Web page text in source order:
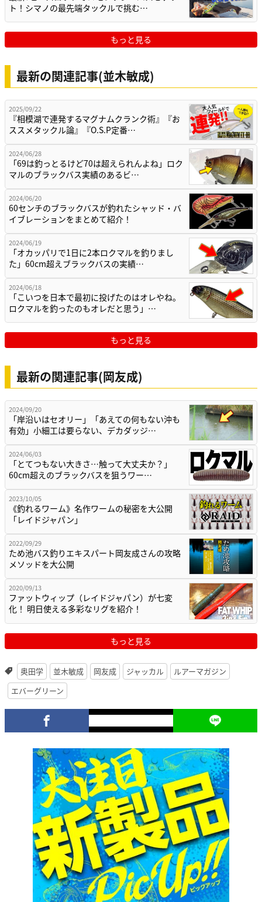
ト！シマノの最先端タックルで挑む…
もっと見る
最新の関連記事(並木敏成)
2025/09/22
『相模湖で連発するマグナムクランク術』『お
ススメタックル論』『O.S.P定番…
2024/06/28
「69は釣っとるけど70は超えられんよね」ロク
マルのブラックバス実績のあるビ…
2024/06/20
60センチのブラックバスが釣れたシャッド・バ
イブレーションをまとめて紹介！
2024/06/19
「オカッパリで1日に2本ロクマルを釣りまし
た」60cm超えブラックバスの実績…
2024/06/18
「こいつを日本で最初に投げたのはオレやね。
ロクマルを釣ったのもオレだと思う」…
もっと見る
最新の関連記事(岡友成)
2024/09/20
「岸沿いはセオリー」「あえての何もない沖も
有効」小細工は要らない、デカダッジ…
2024/06/03
「とてつもない大きさ…触って大丈夫か？」
60cm超えのブラックバスを狙うワー…
2023/10/05
《釣れるワーム》名作ワームの秘密を大公開
「レイドジャパン」
2022/09/29
ため池バス釣りエキスパート岡友成さんの攻略
メソッドを大公開
2020/09/13
ファットウィップ（レイドジャパン）が七変
化！ 明日使える多彩なリグを紹介！
もっと見る
奥田学 並木敏成 岡友成 ジャッカル
ルアーマガジン
エバーグリーン